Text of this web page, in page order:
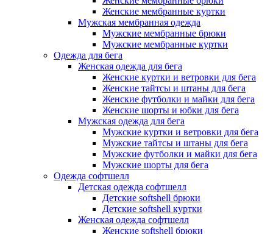
Женские мембранные куртки
Мужская мембранная одежда
Мужские мембранные брюки
Мужские мембранные куртки
Одежда для бега
Женская одежда для бега
Женские куртки и ветровки для бега
Женские тайтсы и штаны для бега
Женские футболки и майки для бега
Женские шорты и юбки для бега
Мужская одежда для бега
Мужские куртки и ветровки для бега
Мужские тайтсы и штаны для бега
Мужские футболки и майки для бега
Мужские шорты для бега
Одежда софтшелл
Детская одежда софтшелл
Детские softshell брюки
Детские softshell куртки
Женская одежда софтшелл
Женские softshell брюки